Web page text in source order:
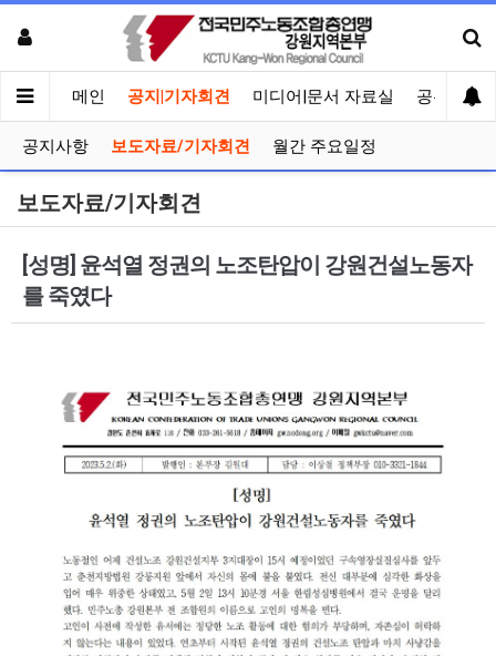
메인 공지|기자회견 미디어|문서 자료실 공유게시
공지사항 보도자료/기자회견 월간 주요일정
보도자료/기자회견
[성명] 윤석열 정권의 노조탄압이 강원건설노동자
를 죽였다